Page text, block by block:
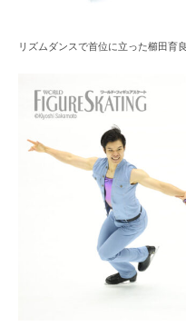
リズムダンスで首位に立った櫛田